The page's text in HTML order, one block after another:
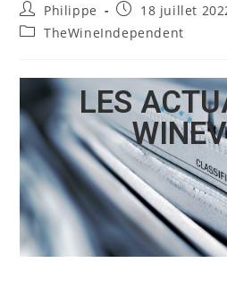
Philippe
18 juillet
TheWineIndependent
LES